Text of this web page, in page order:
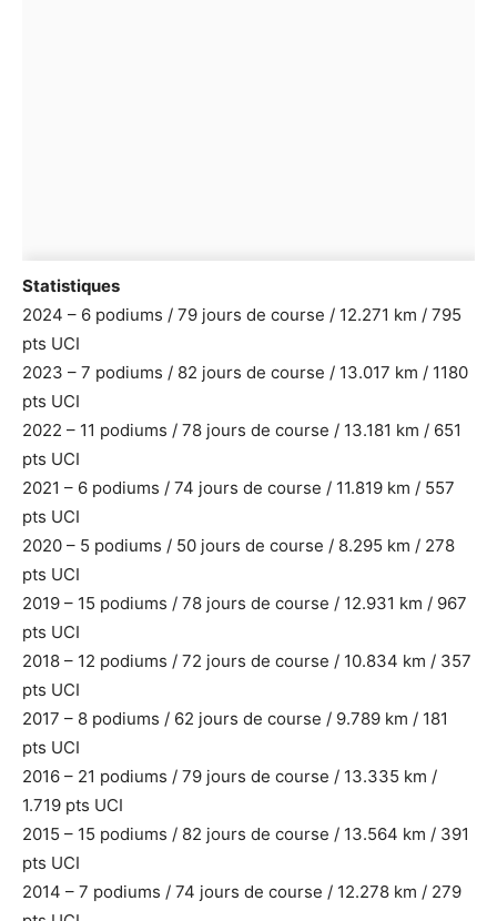
Statistiques
2024 – 6 podiums / 79 jours de course / 12.271 km / 795
pts UCI
2023 – 7 podiums / 82 jours de course / 13.017 km / 1180
pts UCI
2022 – 11 podiums / 78 jours de course / 13.181 km / 651
pts UCI
2021 – 6 podiums / 74 jours de course / 11.819 km / 557
pts UCI
2020 – 5 podiums / 50 jours de course / 8.295 km / 278
pts UCI
2019 – 15 podiums / 78 jours de course / 12.931 km / 967
pts UCI
2018 – 12 podiums / 72 jours de course / 10.834 km / 357
pts UCI
2017 – 8 podiums / 62 jours de course / 9.789 km / 181
pts UCI
2016 – 21 podiums / 79 jours de course / 13.335 km /
1.719 pts UCI
2015 – 15 podiums / 82 jours de course / 13.564 km / 391
pts UCI
2014 – 7 podiums / 74 jours de course / 12.278 km / 279